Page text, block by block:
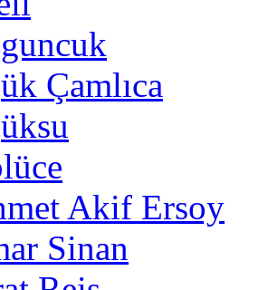
Çamlıca
Akif Ersoy
Sinan